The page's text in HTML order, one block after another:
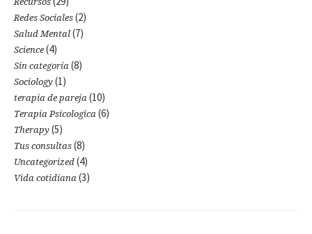
Redes Sociales (2)
Salud Mental (7)
Science (4)
Sin categoría (8)
Sociology (1)
terapia de pareja (10)
Terapia Psicologica (6)
Therapy (5)
Tus consultas (8)
Uncategorized (4)
Vida cotidiana (3)